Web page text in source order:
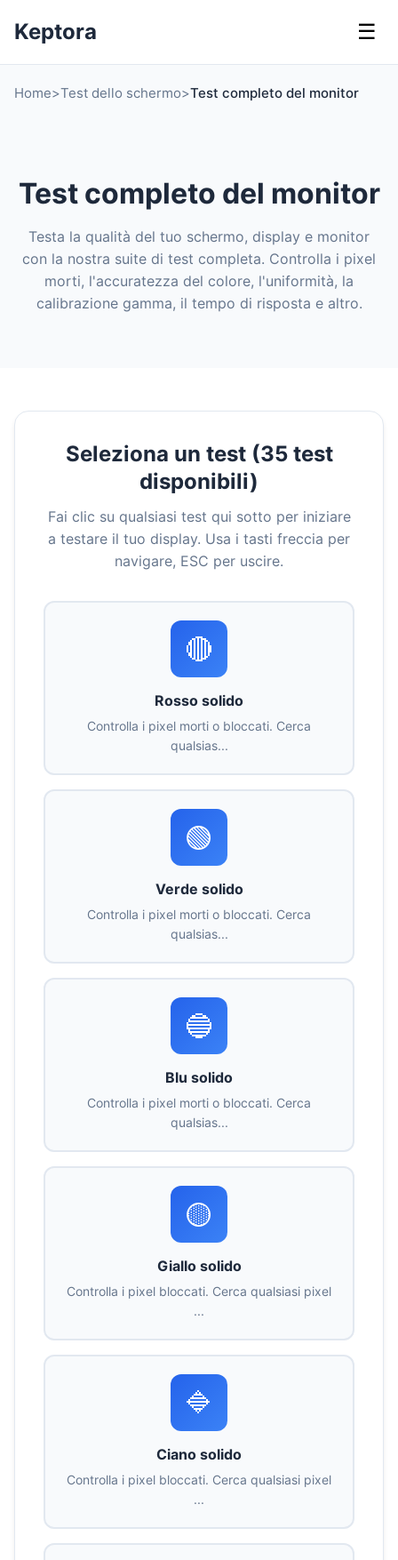
Keptora ☰
Home>Test dello schermo>Test completo del monitor
Test completo del monitor
Testa la qualità del tuo schermo, display e monitor
con la nostra suite di test completa. Controlla i pixel
morti, l'accuratezza del colore, l'uniformità, la
calibrazione gamma, il tempo di risposta e altro.
Seleziona un test (35 test
disponibili)
Fai clic su qualsiasi test qui sotto per iniziare
a testare il tuo display. Usa i tasti freccia per
navigare, ESC per uscire.
🔴
Rosso solido
Controlla i pixel morti o bloccati. Cerca
qualsias...
🟢
Verde solido
Controlla i pixel morti o bloccati. Cerca
qualsias...
🔵
Blu solido
Controlla i pixel morti o bloccati. Cerca
qualsias...
🟡
Giallo solido
Controlla i pixel bloccati. Cerca qualsiasi pixel
...
🔷
Ciano solido
Controlla i pixel bloccati. Cerca qualsiasi pixel
...